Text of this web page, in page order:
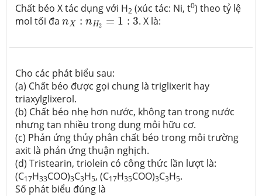
Chất béo X tác dụng với H2 (xúc tác: Ni, t0) theo tỷ lệ
mol tối đa nX : nH2 = 1 : 3
nX:nH2=1:3 .X là:
Cho các phát biểu sau:
(a) Chất béo được gọi chung là triglixerit hay
triaxylglixerol.
(b) Chất béo nhẹ hơn nước, không tan trong nước
nhưng tan nhiều trong dung môi hữu cơ.
(c) Phản ứng thủy phân chất béo trong môi trường
axit là phản ứng thuận nghịch.
(d) Tristearin, triolein có công thức lần lượt là:
(C17H33COO)3C3H5, (C17H35COO)3C3H5.
Số phát biểu đúng là